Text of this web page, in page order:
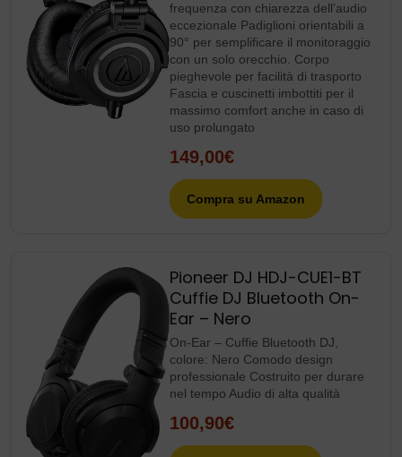
frequenza con chiarezza dell’audio
eccezionale Padiglioni orientabili a
90° per semplificare il monitoraggio
con un solo orecchio. Corpo
pieghevole per facilità di trasporto
Fascia e cuscinetti imbottiti per il
massimo comfort anche in caso di
uso prolungato
149,00€
Compra su Amazon
Pioneer DJ HDJ-CUE1-BT
Cuffie DJ Bluetooth On-
Ear – Nero
On-Ear – Cuffie Bluetooth DJ,
colore: Nero Comodo design
professionale Costruito per durare
nel tempo Audio di alta qualità
100,90€